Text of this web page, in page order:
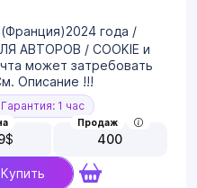
года /
АВТОРОВ / COOKIE и
может затребовать
Описание !!!
1 час
$
Продаж
400
Купить